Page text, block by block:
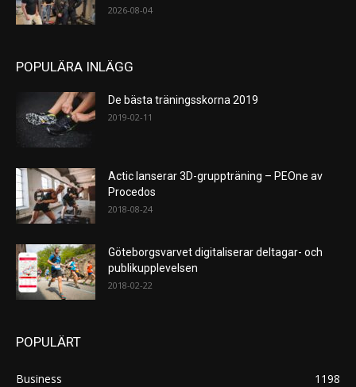
2026-08-04
POPULÄRA INLÄGG
De bästa träningsskorna 2019
2019-02-11
Actic lanserar 3D-gruppträning – PEOne av
Procedos
2018-08-24
Göteborgsvarvet digitaliserar deltagar- och
publikupplevelsen
2018-02-22
POPULÄRT
Business
1198